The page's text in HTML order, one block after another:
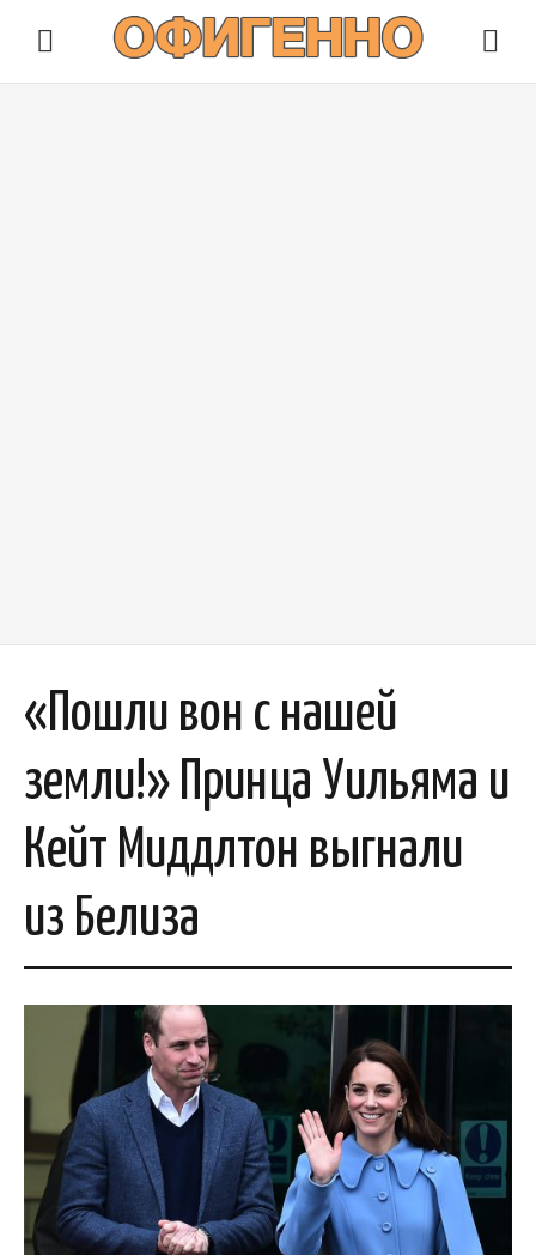
«Пошли вон с нашей
земли!» Принца Уильяма и
Кейт Миддлтон выгнали
из Белиза